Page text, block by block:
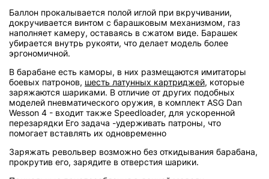
Баллон прокалывается полой иглой при вкручивании,
докручивается винтом с барашковым механизмом, газ
наполняет камеру, оставаясь в сжатом виде. Барашек
убирается внутрь рукояти, что делает модель более
эргономичной.
В барабане есть каморы, в них размещаются имитаторы
боевых патронов, шесть латунных картриджей, которые
заряжаются шариками. В отличие от других подобных
моделей пневматического оружия, в комплект ASG Dan
Wesson 4 - входит также Speedloader, для ускоренной
перезарядки Его задача -удерживать патроны, что
помогает вставлять их одновременно
Заряжать револьвер возможно без откидывания барабана,
прокрутив его, зарядите в отверстия шарики.